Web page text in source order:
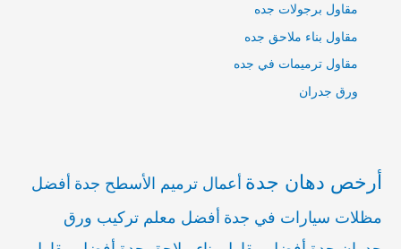
مقاول برجولات جده
مقاول بناء ملاحق جده
مقاول ترميمات في جده
ورق جدران
أرخص دهان جدة أعمال ترميم الأسطح جدة أفضل
مظلات سيارات في جدة أفضل معلم تركيب ورق